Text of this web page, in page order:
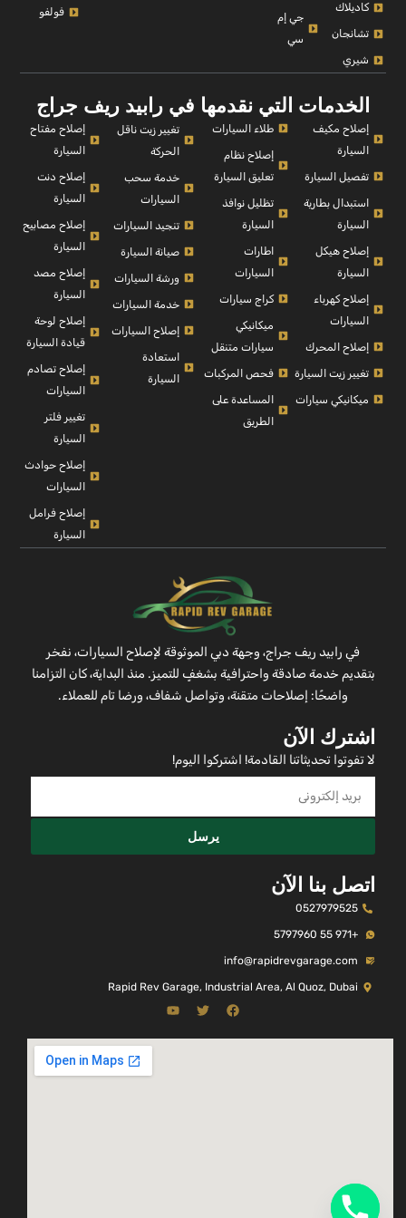
كاديلاك
تشانجان
شيري
جي إم
سي
فولفو
الخدمات التي نقدمها في رابيد ريف جراج
إصلاح مكيف
السيارة
تفصيل السيارة
استبدال بطارية
السيارة
إصلاح هيكل
السيارة
إصلاح كهرباء
السيارات
إصلاح المحرك
تغيير زيت السيارة
ميكانيكي سيارات
طلاء السيارات
إصلاح نظام
تعليق السيارة
تظليل نوافذ
السيارة
اطارات
السيارات
كراج سيارات
ميكانيكي
سيارات متنقل
فحص المركبات
المساعدة على
الطريق
تغيير زيت ناقل
الحركة
خدمة سحب
السيارات
تنجيد السيارات
صيانة السيارة
ورشة السيارات
خدمة السيارات
إصلاح السيارات
استعادة
السيارة
إصلاح مفتاح
السيارة
إصلاح دنت
السيارة
إصلاح مصابيح
السيارة
إصلاح مصد
السيارة
إصلاح لوحة
قيادة السيارة
إصلاح تصادم
السيارات
تغيير فلتر
السيارة
إصلاح حوادث
السيارات
إصلاح فرامل
السيارة
في رابيد ريف جراج، وجهة دبي الموثوقة لإصلاح السيارات، نفخر
بتقديم خدمة صادقة واحترافية بشغفٍ للتميز. منذ البداية، كان التزامنا
واضحًا: إصلاحات متقنة، وتواصل شفاف، ورضا تام للعملاء.
اشترك الآن
لا تفوتوا تحديثاتنا القادمة! اشتركوا اليوم!
يرسل
اتصل بنا الآن
0527979525
+971 55 5797960
info@rapidrevgarage.com
Rapid Rev Garage, Industrial Area, Al Quoz, Dubai